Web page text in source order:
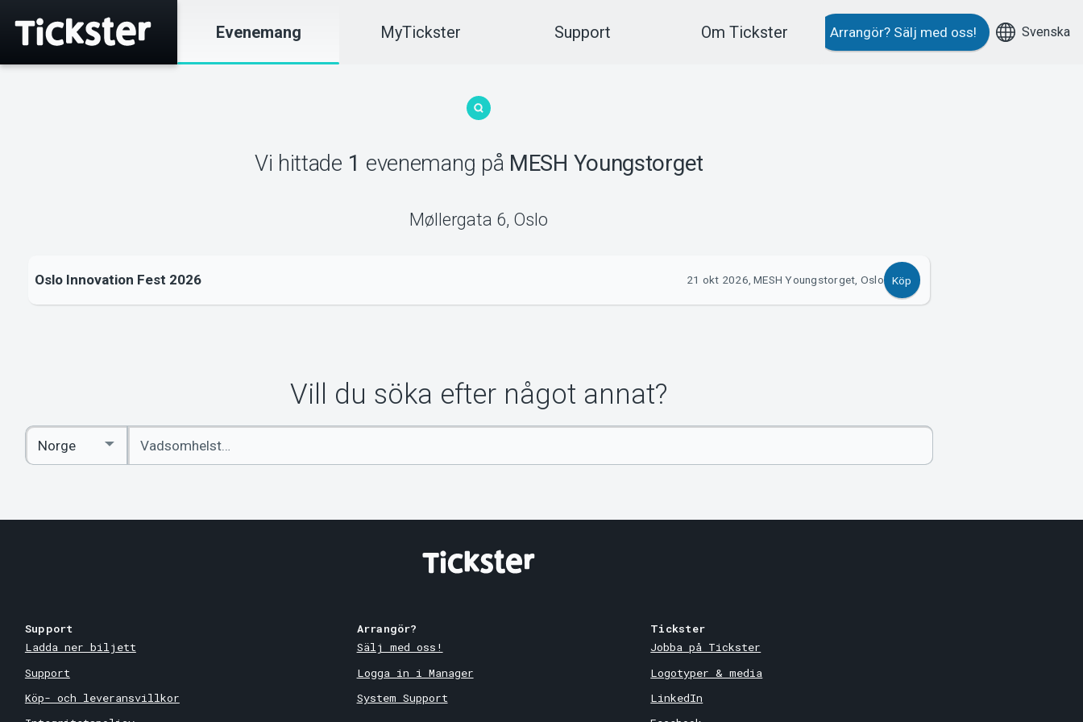
Evenemang MyTickster Support Om Tickster Arrangör? Sälj med oss! Svenska
Vi hittade 1 evenemang på MESH Youngstorget
Møllergata 6, Oslo
Oslo Innovation Fest 2026 21 okt 2026, MESH Youngstorget, Oslo Köp
Vill du söka efter något annat?
Ange
sökord
Select
Country
Support
Ladda ner biljett
Support
Köp- och leveransvillkor
Arrangör?
Sälj med oss!
Logga in i Manager
System Support
Tickster
Jobba på Tickster
Logotyper & media
LinkedIn